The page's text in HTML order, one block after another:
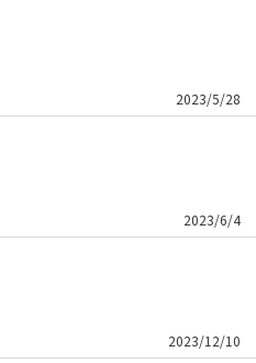
2023/5/28
2023/6/4
2023/12/10